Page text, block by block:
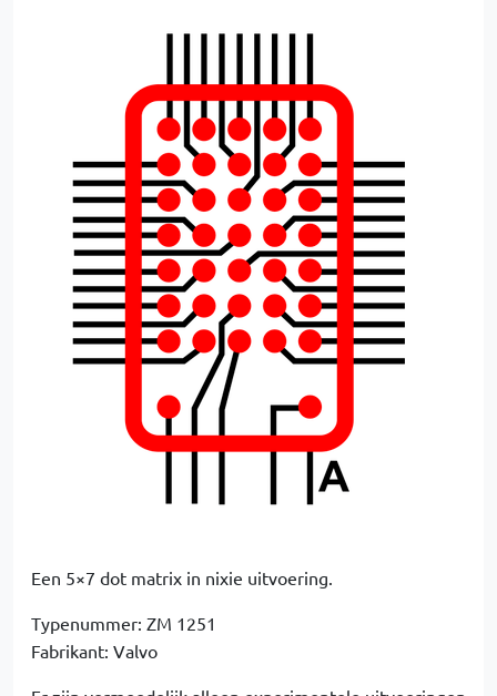
Een 5×7 dot matrix in nixie uitvoering.
Typenummer: ZM 1251
Fabrikant: Valvo